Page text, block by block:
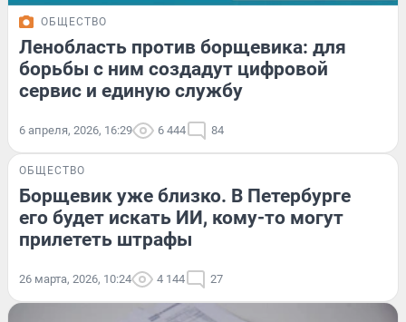
ОБЩЕСТВО
Ленобласть против борщевика: для
борьбы с ним создадут цифровой
сервис и единую службу
6 апреля, 2026, 16:29 6 444 84
ОБЩЕСТВО
Борщевик уже близко. В Петербурге
его будет искать ИИ, кому-то могут
прилететь штрафы
26 марта, 2026, 10:24 4 144 27